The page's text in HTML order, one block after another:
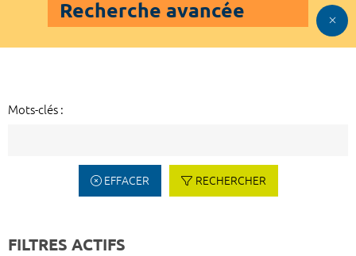
Recherche avancée
Mots-clés :
EFFACER RECHERCHER
FILTRES ACTIFS